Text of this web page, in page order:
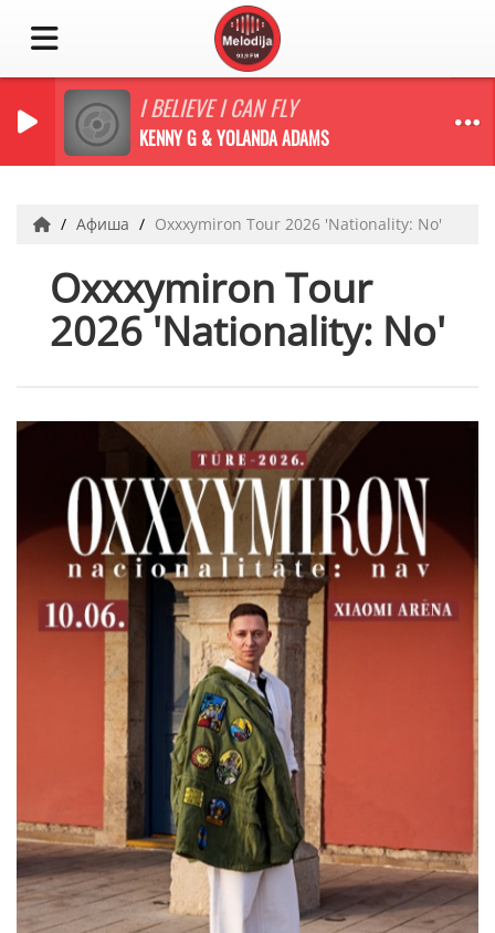
I BELIEVE I CAN FLY
KENNY G & YOLANDA ADAMS
Афиша Oxxxymiron Tour 2026 'Nationality: No'
Oxxxymiron Tour
2026 'Nationality: No'